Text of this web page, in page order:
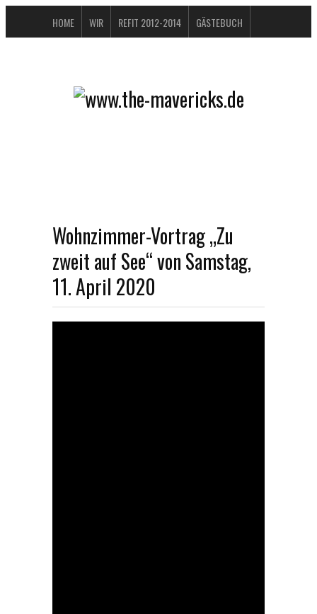
HOME WIR REFIT 2012-2014 GÄSTEBUCH
DATENSCHUTZERKLÄRUNG
Wohnzimmer-Vortrag „Zu
zweit auf See“ von Samstag,
11. April 2020